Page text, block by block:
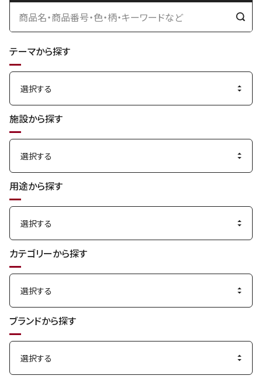
検
テーマから探す
施設から探す
用途から探す
カテゴリーから探す
ブランドから探す